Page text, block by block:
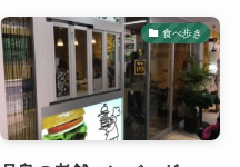
食べ歩き